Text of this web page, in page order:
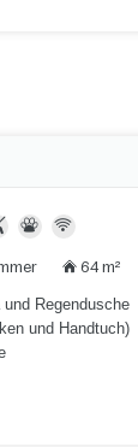
64 m²
Regendusche
und Handtuch)